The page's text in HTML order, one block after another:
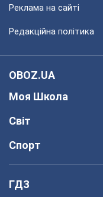
Реклама на сайті
Редакційна політика
OBOZ.UA
Моя Школа
Світ
Спорт
ГДЗ